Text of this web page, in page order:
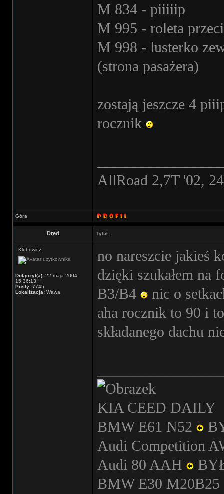
M 834 - piiiiip
M 995 - roleta
M 998 - lusterko
(strona pasażera)
zostają jeszcze 4
rocznik
AllRoad 2,7T '02,
Góra
Dred Tytuł:
Klubowicz
Dołączył(a): 22.maja.2004
15:36:13
Posty: 7745
Lokalizacja: Wawa
no nareszcie jakieś
dzięki szukałem na
B3/B4
nic o
aha rocznik to 90 i
składanego dachu
KIA CEED DAILY
BMW E61 N52
Audi Competition
Audi 80 AAH
BMW E30 M20B25